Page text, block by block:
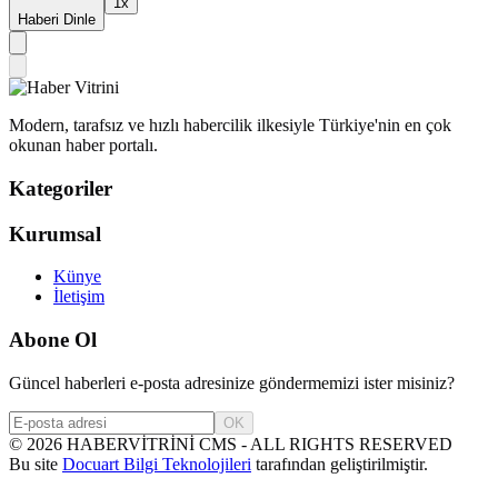
Haberi Dinle
Modern, tarafsız ve hızlı habercilik ilkesiyle Türkiye'nin en çok
okunan haber portalı.
Kategoriler
Kurumsal
Künye
İletişim
Abone Ol
Güncel haberleri e-posta adresinize göndermemizi ister misiniz?
OK
© 2026 HABERVİTRİNİ CMS - ALL RIGHTS RESERVED
Bu site Docuart Bilgi Teknolojileri tarafından geliştirilmiştir.